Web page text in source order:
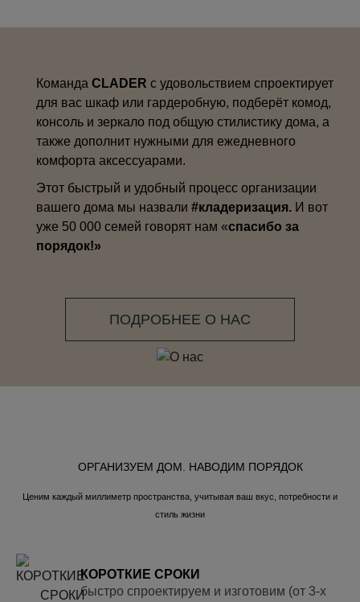
Команда CLADER с удовольствием спроектирует
для вас шкаф или гардеробную, подберёт комод,
консоль и зеркало под общую стилистику дома, а
также дополнит нужными для ежедневного
комфорта аксессуарами.
Этот быстрый и удобный процесс организации
вашего дома мы назвали #кладеризация. И вот
уже 50 000 семей говорят нам «спасибо за
порядок!»
ПОДРОБНЕЕ О НАС
ОРГАНИЗУЕМ ДОМ. НАВОДИМ ПОРЯДОК
Ценим каждый миллиметр пространства, учитывая ваш вкус, потребности и
стиль жизни
КОРОТКИЕ СРОКИ
быстро спроектируем и изготовим (от 3-х